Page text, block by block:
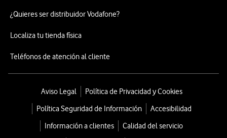
¿Quieres ser distribuidor Vodafone?
Localiza tu tienda física
Teléfonos de atención al cliente
Aviso Legal
Política de Privacidad y Cookies
Política Seguridad de Información
Accesibilidad
Información a clientes
Calidad del servicio